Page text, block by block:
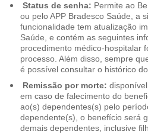
Status de senha: Permite ao
ou pelo APP Bradesco Saúde, a
funcionalidade tem atualização
Saúde, e contém as seguintes
procedimento médico-hospitalar
processo. Além disso, sempre
é possível consultar o histórico
Remissão por morte:
em caso de falecimento do
ao(s) dependentes(s) pelo
dependente(s), o benefício será
demais dependentes, inclusive